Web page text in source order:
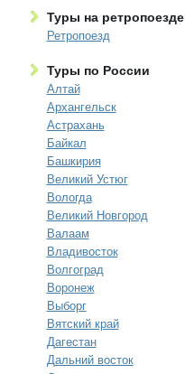
Туры на ретропоезде
Ретропоезд
Туры по России
Алтай
Архангельск
Астрахань
Байкал
Башкирия
Великий Устюг
Вологда
Великий Новгород
Валаам
Владивосток
Волгоград
Воронеж
Выборг
Вятский край
Дагестан
Дальний восток